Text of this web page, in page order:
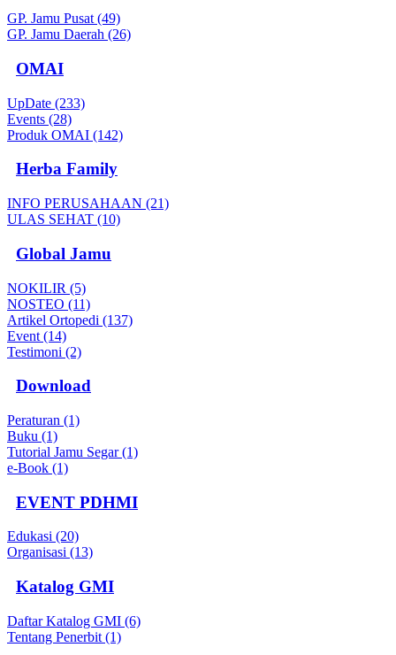
GP. Jamu Pusat (49)
GP. Jamu Daerah (26)
OMAI
UpDate (233)
Events (28)
Produk OMAI (142)
Herba Family
INFO PERUSAHAAN (21)
ULAS SEHAT (10)
Global Jamu
NOKILIR (5)
NOSTEO (11)
Artikel Ortopedi (137)
Event (14)
Testimoni (2)
Download
Peraturan (1)
Buku (1)
Tutorial Jamu Segar (1)
e-Book (1)
EVENT PDHMI
Edukasi (20)
Organisasi (13)
Katalog GMI
Daftar Katalog GMI (6)
Tentang Penerbit (1)